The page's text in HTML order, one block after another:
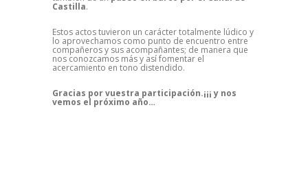
Castilla.
Estos actos tuvieron un carácter totalmente lúdico y
lo aprovechamos como punto de encuentro entre
compañeros y sus acompañantes; de manera que
nos conozcamos más y así fomentar el
acercamiento en tono distendido.
Gracias por vuestra participación.¡¡¡ y nos
vemos el próximo año…